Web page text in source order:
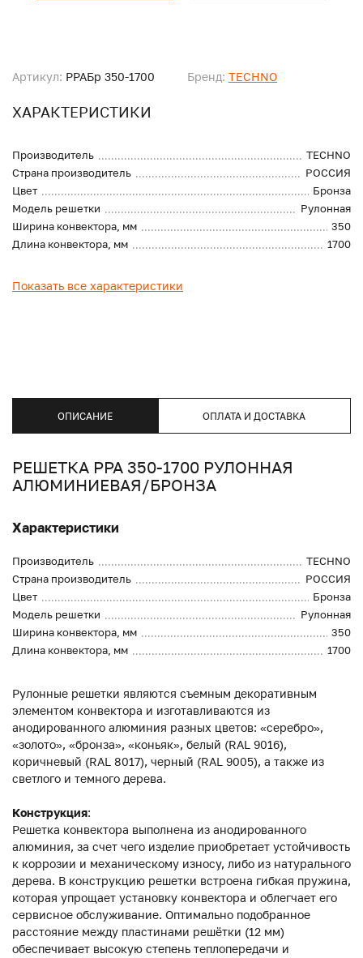
Артикул: PPAБр 350-1700 Бренд: TECHNO
ХАРАКТЕРИСТИКИ
Производитель
TECHNO
Страна производитель
РОССИЯ
Цвет
Бронза
Модель решетки
Рулонная
Ширина конвектора, мм
350
Длина конвектора, мм
1700
Показать все характеристики
ОПИСАНИЕ ОПЛАТА И ДОСТАВКА
РЕШЕТКА PPA 350-1700 РУЛОННАЯ
АЛЮМИНИЕВАЯ/БРОНЗА
Характеристики
Производитель
TECHNO
Страна производитель
РОССИЯ
Цвет
Бронза
Модель решетки
Рулонная
Ширина конвектора, мм
350
Длина конвектора, мм
1700
Рулонные решетки являются съемным декоративным
элементом конвектора и изготавливаются из
анодированного алюминия разных цветов: «серебро»,
«золото», «бронза», «коньяк», белый (RAL 9016),
коричневый (RAL 8017), черный (RAL 9005), а также из
светлого и темного дерева.
Конструкция:
Решетка конвектора выполнена из анодированного
алюминия, за счет чего изделие приобретает устойчивость
к коррозии и механическому износу, либо из натурального
дерева. В конструкцию решетки встроена гибкая пружина,
которая упрощает установку конвектора и облегчает его
сервисное обслуживание. Оптимально подобранное
расстояние между пластинами решётки (12 мм)
обеспечивает высокую степень теплопередачи и